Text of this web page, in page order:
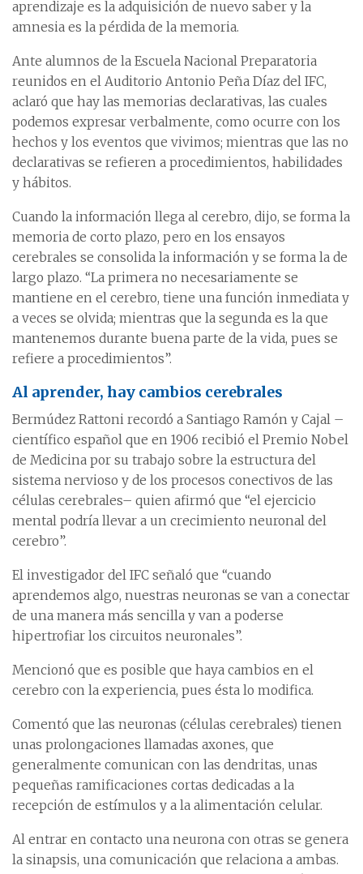
aprendizaje es la adquisición de nuevo saber y la
amnesia es la pérdida de la memoria.
Ante alumnos de la Escuela Nacional Preparatoria
reunidos en el Auditorio Antonio Peña Díaz del IFC,
aclaró que hay las memorias declarativas, las cuales
podemos expresar verbalmente, como ocurre con los
hechos y los eventos que vivimos; mientras que las no
declarativas se refieren a procedimientos, habilidades
y hábitos.
Cuando la información llega al cerebro, dijo, se forma la
memoria de corto plazo, pero en los ensayos
cerebrales se consolida la información y se forma la de
largo plazo. “La primera no necesariamente se
mantiene en el cerebro, tiene una función inmediata y
a veces se olvida; mientras que la segunda es la que
mantenemos durante buena parte de la vida, pues se
refiere a procedimientos”.
Al aprender, hay cambios cerebrales
Bermúdez Rattoni recordó a Santiago Ramón y Cajal –
científico español que en 1906 recibió el Premio Nobel
de Medicina por su trabajo sobre la estructura del
sistema nervioso y de los procesos conectivos de las
células cerebrales– quien afirmó que “el ejercicio
mental podría llevar a un crecimiento neuronal del
cerebro”.
El investigador del IFC señaló que “cuando
aprendemos algo, nuestras neuronas se van a conectar
de una manera más sencilla y van a poderse
hipertrofiar los circuitos neuronales”.
Mencionó que es posible que haya cambios en el
cerebro con la experiencia, pues ésta lo modifica.
Comentó que las neuronas (células cerebrales) tienen
unas prolongaciones llamadas axones, que
generalmente comunican con las dendritas, unas
pequeñas ramificaciones cortas dedicadas a la
recepción de estímulos y a la alimentación celular.
Al entrar en contacto una neurona con otras se genera
la sinapsis, una comunicación que relaciona a ambas.